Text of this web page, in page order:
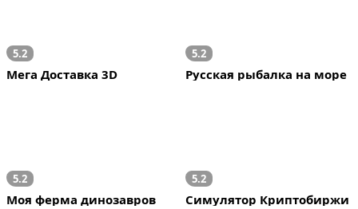
5.2
Мега Доставка 3D
5.2
Русская рыбалка на море
5.2
Моя ферма динозавров
5.2
Симулятор Криптобиржи